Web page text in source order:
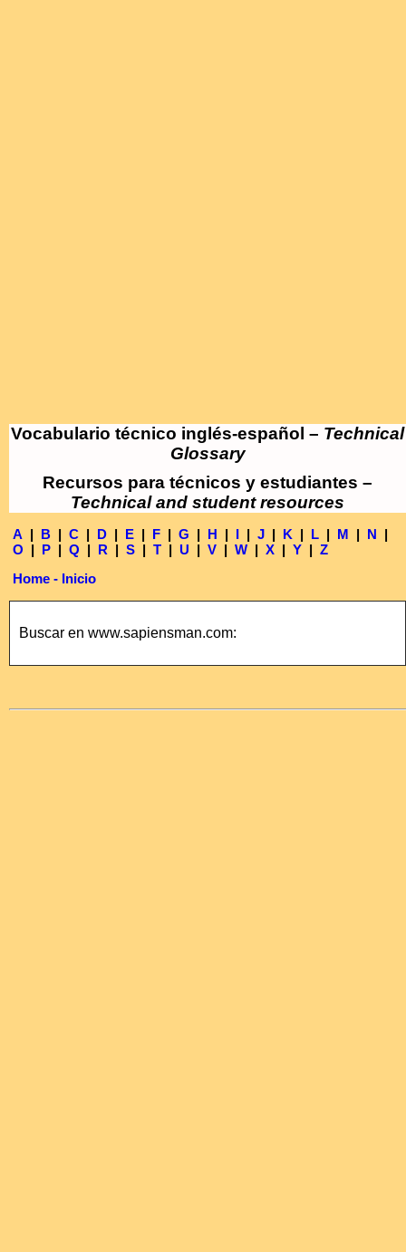
Vocabulario técnico inglés-español – Technical
Glossary
Recursos para técnicos y estudiantes –
Technical and student resources
A | B | C | D | E | F | G | H | I | J | K | L | M | N |
O | P | Q | R | S | T | U | V | W | X | Y | Z
Home - Inicio
Buscar en www.sapiensman.com: